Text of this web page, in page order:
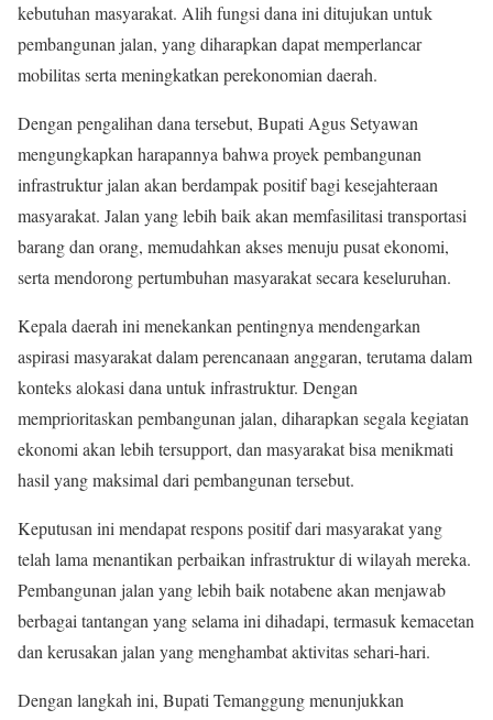
kebutuhan masyarakat. Alih fungsi dana ini ditujukan untuk
pembangunan jalan, yang diharapkan dapat memperlancar
mobilitas serta meningkatkan perekonomian daerah.
Dengan pengalihan dana tersebut, Bupati Agus Setyawan
mengungkapkan harapannya bahwa proyek pembangunan
infrastruktur jalan akan berdampak positif bagi kesejahteraan
masyarakat. Jalan yang lebih baik akan memfasilitasi transportasi
barang dan orang, memudahkan akses menuju pusat ekonomi,
serta mendorong pertumbuhan masyarakat secara keseluruhan.
Kepala daerah ini menekankan pentingnya mendengarkan
aspirasi masyarakat dalam perencanaan anggaran, terutama dalam
konteks alokasi dana untuk infrastruktur. Dengan
memprioritaskan pembangunan jalan, diharapkan segala kegiatan
ekonomi akan lebih tersupport, dan masyarakat bisa menikmati
hasil yang maksimal dari pembangunan tersebut.
Keputusan ini mendapat respons positif dari masyarakat yang
telah lama menantikan perbaikan infrastruktur di wilayah mereka.
Pembangunan jalan yang lebih baik notabene akan menjawab
berbagai tantangan yang selama ini dihadapi, termasuk kemacetan
dan kerusakan jalan yang menghambat aktivitas sehari-hari.
Dengan langkah ini, Bupati Temanggung menunjukkan